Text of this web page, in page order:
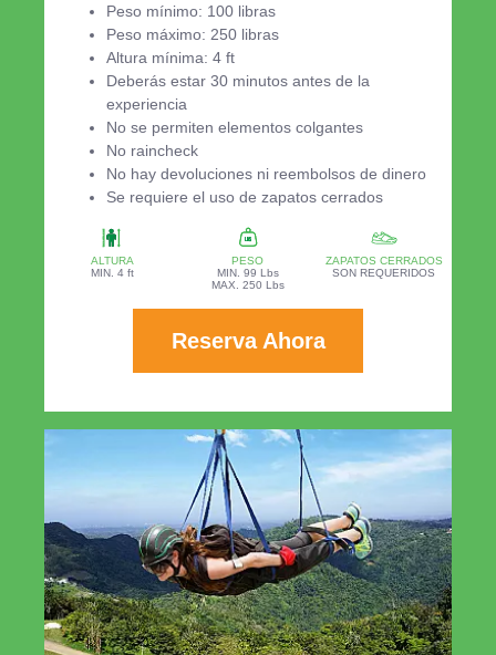
Peso mínimo: 100 libras
Peso máximo: 250 libras
Altura mínima: 4 ft
Deberás estar 30 minutos antes de la
experiencia
No se permiten elementos colgantes
No raincheck
No hay devoluciones ni reembolsos de dinero
Se requiere el uso de zapatos cerrados
ALTURA
MIN. 4 ft
PESO
MIN. 99 Lbs
MAX. 250 Lbs
ZAPATOS CERRADOS
SON REQUERIDOS
Reserva Ahora